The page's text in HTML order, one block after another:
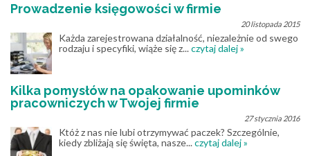
Prowadzenie księgowości w firmie
20 listopada 2015
Każda zarejestrowana działalność, niezależnie od swego
rodzaju i specyfiki, wiąże się z...czytaj dalej »
Kilka pomysłów na opakowanie upominków
pracowniczych w Twojej firmie
27 stycznia 2016
Któż z nas nie lubi otrzymywać paczek? Szczególnie,
kiedy zbliżają się święta, nasze...czytaj dalej »